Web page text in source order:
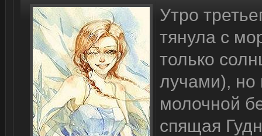
Утро
тянула с
только
лучами), но
молочной
спящая